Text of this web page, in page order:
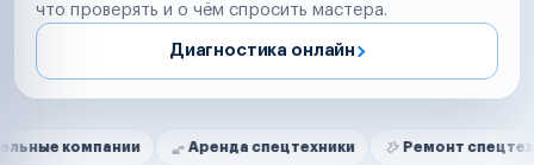
что проверять и о чём спросить мастера.
Диагностика онлайн
Нам доверяют
Аренда спецтехники Ремонт спецтехники
Маркетплейсы